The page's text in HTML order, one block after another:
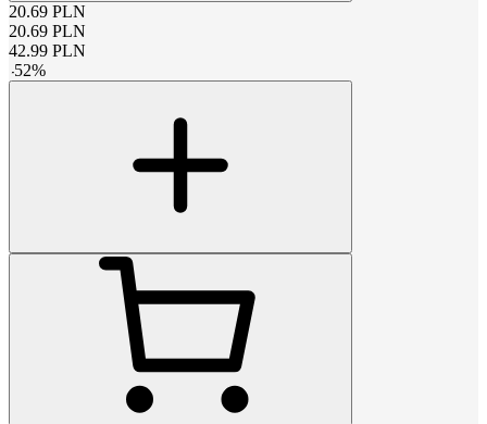
20.69 PLN
20.69 PLN
42.99 PLN
-52%